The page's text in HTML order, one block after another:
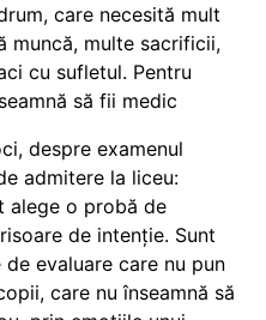
care necesită mult
muncă, multe sacrificii,
cu sufletul. Pentru
să fii medic
despre examenul
admitere la liceu:
alege o probă de
de intenție. Sunt
evaluare care nu pun
care nu înseamnă să